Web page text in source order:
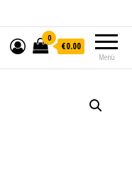
Menü
0
€0.00